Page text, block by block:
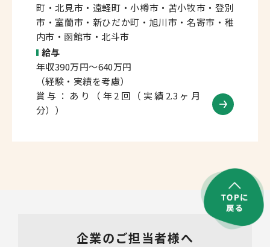
町・北見市・遠軽町・小樽市・苫小牧市・登別
市・室蘭市・新ひだか町・旭川市・名寄市・稚
内市・函館市・北斗市
給与
年収390万円～640万円
（経験・実績を考慮）
賞与：あり（年2回（実績2.3ヶ月
分））
企業のご担当者様へ